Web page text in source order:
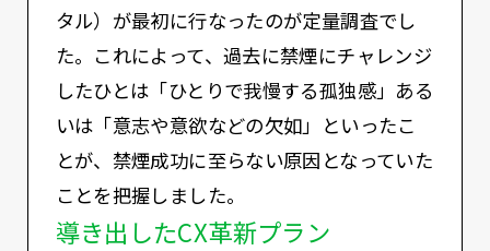
タル）が最初に行なったのが定量調査でし
た。これによって、過去に禁煙にチャレンジ
したひとは「ひとりで我慢する孤独感」ある
いは「意志や意欲などの欠如」といったこ
とが、禁煙成功に至らない原因となっていた
ことを把握しました。
導き出したCX革新プラン